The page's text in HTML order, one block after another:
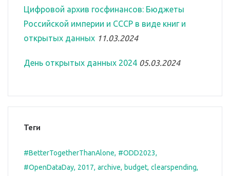
Цифровой архив госфинансов: Бюджеты
Российской империи и СССР в виде книг и
открытых данных 11.03.2024
День открытых данных 2024 05.03.2024
Теги
#BetterTogetherThanAlone #ODD2023
#OpenDataDay 2017 archive budget clearspending